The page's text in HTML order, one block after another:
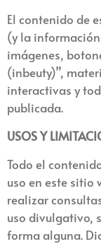
El contenido de
(y la
imágenes,
(inbeuty)”,
interactivas y
publicada.
USOS Y
Todo el
uso en este sitio
realizar
uso divulgativo,
forma alguna.